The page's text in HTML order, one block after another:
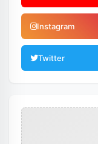
Instagram
Twitter